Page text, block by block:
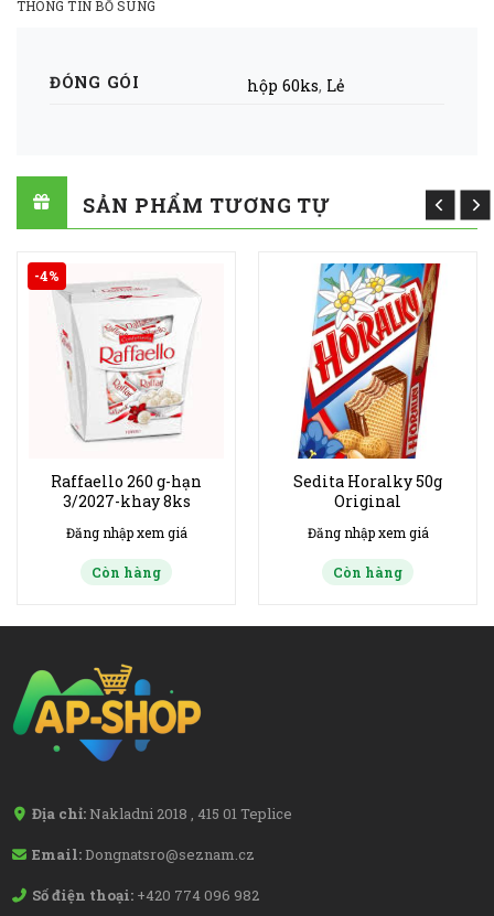
THÔNG TIN BỔ SUNG
ĐÓNG GÓI hộp 60ks, Lẻ
SẢN PHẨM TƯƠNG TỰ
-4%
Raffaello 260 g-hạn
3/2027-khay 8ks
Đăng nhập xem giá
Còn hàng
Sedita Horalky 50g
Original
Đăng nhập xem giá
Còn hàng
Địa chỉ: Nakladni 2018 , 415 01 Teplice
Email:Dongnatsro@seznam.cz
Số điện thoại: +420 774 096 982